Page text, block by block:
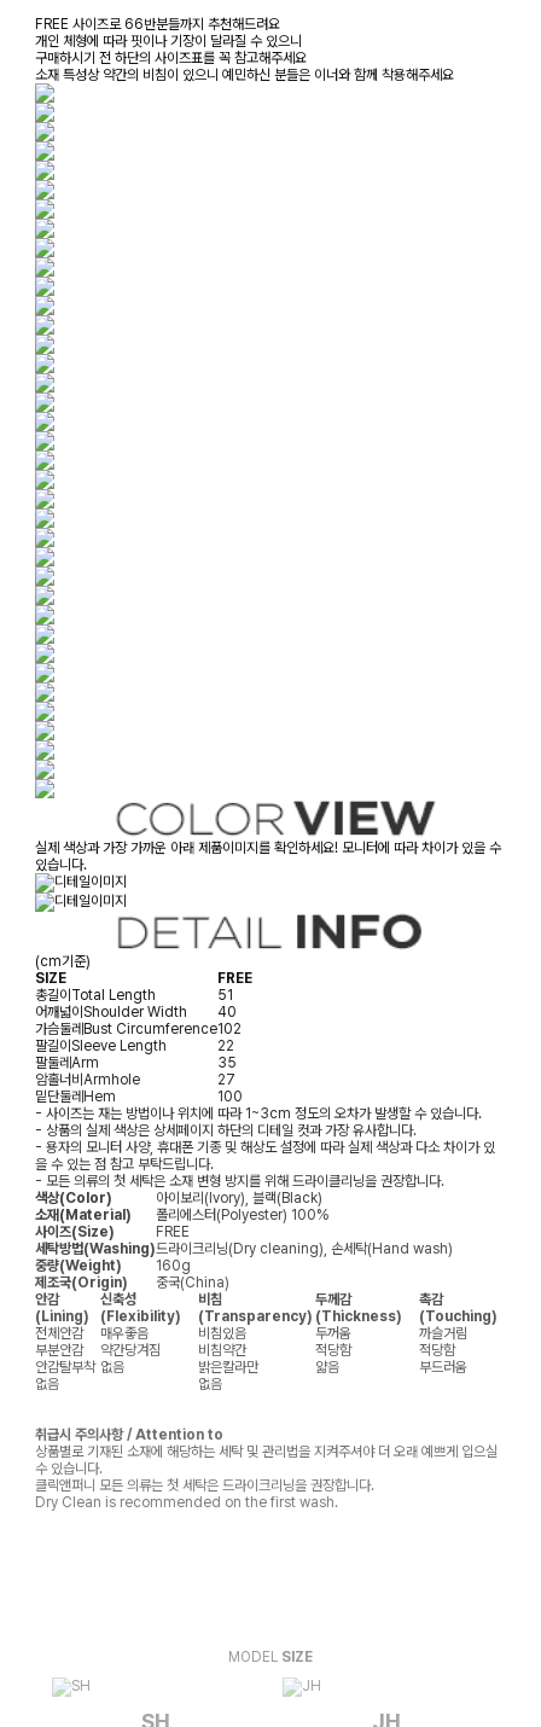
FREE 사이즈로 66반분들까지 추천해드려요
개인 체형에 따라 핏이나 기장이 달라질 수 있으니
구매하시기 전 하단의 사이즈표를 꼭 참고해주세요
소재 특성상 약간의 비침이 있으니 예민하신 분들은 이너와 함께 착용해주세요
실제 색상과 가장 가까운 아래 제품이미지를 확인하세요! 모니터에 따라 차이가 있을 수
있습니다.
(cm기준)
SIZE
FREE
총길이Total Length
51
어깨넓이Shoulder Width
40
가슴둘레Bust Circumference102
팔길이Sleeve Length
22
팔둘레Arm
35
암홀너비Armhole
27
밑단둘레Hem
100
- 사이즈는 재는 방법이나 위치에 따라 1~3cm 정도의 오차가 발생할 수 있습니다.
- 상품의 실제 색상은 상세페이지 하단의 디테일 컷과 가장 유사합니다.
- 용자의 모니터 사양, 휴대폰 기종 및 해상도 설정에 따라 실제 색상과 다소 차이가 있
을 수 있는 점 참고 부탁드립니다.
- 모든 의류의 첫 세탁은 소재 변형 방지를 위해 드라이클리닝을 권장합니다.
색상(Color)
아이보리(Ivory), 블랙(Black)
소재(Material)
폴리에스터(Polyester) 100%
사이즈(Size)
FREE
세탁방법(Washing)드라이크리닝(Dry cleaning), 손세탁(Hand wash)
중량(Weight)
160g
제조국(Origin)
중국(China)
안감
(Lining)
신축성
(Flexibility)
비침
(Transparency)
두께감
(Thickness)
촉감
(Touching)
전체안감
매우좋음 비침있음 두꺼움
까슬거림
부분안감
약간당겨짐 비침약간 적당함
적당함
안감탈부착 없음 밝은칼라만 얇음
부드러움
없음
없음
취급시 주의사항 / Attention to
상품별로 기재된 소재에 해당하는 세탁 및 관리법을 지켜주셔야 더 오래 예쁘게 입으실
수 있습니다.
클릭앤퍼니 모든 의류는 첫 세탁은 드라이크리닝을 권장합니다.
Dry Clean is recommended on the first wash.
MODEL SIZE
SH JH